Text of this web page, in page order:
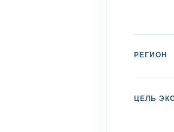
РЕГИОН
ЦЕЛЬ